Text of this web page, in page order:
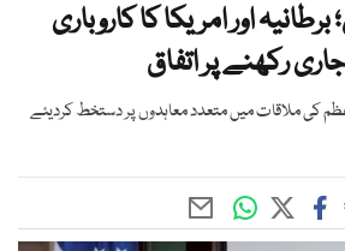
اور امریکا کا کاروباری
رکھنے پر اتفاق
کی ملاقات میں متعدد معاہدوں پر دستخط کردیئے